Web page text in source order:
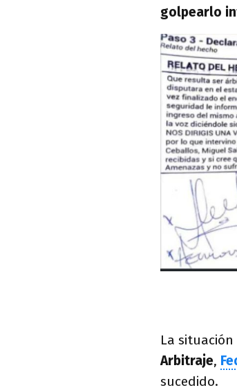
golpearlo
La
Arbitraje,
sucedido.